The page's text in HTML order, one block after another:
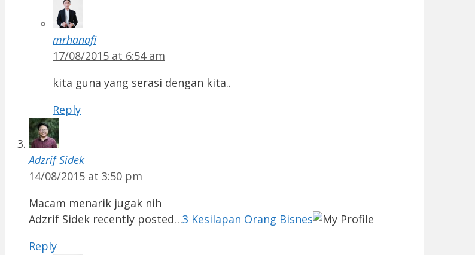
mrhanafi
17/08/2015 at 6:54 am
kita guna yang serasi dengan kita..
Reply
Adzrif Sidek
14/08/2015 at 3:50 pm
Macam menarik jugak nih
Adzrif Sidek recently posted…3 Kesilapan Orang Bisnes
Reply